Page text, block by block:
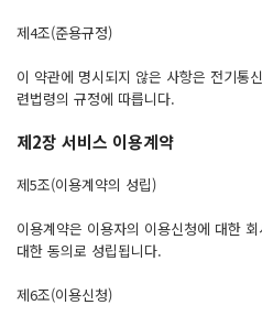
제4조(준용규정)
이 약관에 명시되지 않은 사항은 전기통
련법령의 규정에 따릅니다.
제2장 서비스 이용계약
제5조(이용계약의 성립)
이용계약은 이용자의 이용신청에 대한
대한 동의로 성립됩니다.
제6조(이용신청)